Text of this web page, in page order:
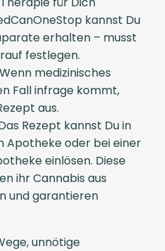
kannst Du
erhalten – musst
festlegen.
Wenn medizinisches
Fall infrage kommt,
aus.
Rezept kannst Du in
Apotheke oder bei einer
einlösen. Diese
ihr Cannabis aus
und garantieren
unnötige